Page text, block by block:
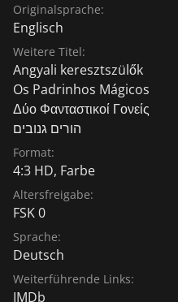
Originalsprache:
Englisch
Weitere Titel:
Angyali keresztszülők
Os Padrinhos Mágicos
Δύο Φανταστικοί Γονείς
הורים גנובים
Format:
4:3 HD, Farbe
Altersfreigabe:
FSK 0
Sprache:
Deutsch
Weiterführende Links:
IMDb